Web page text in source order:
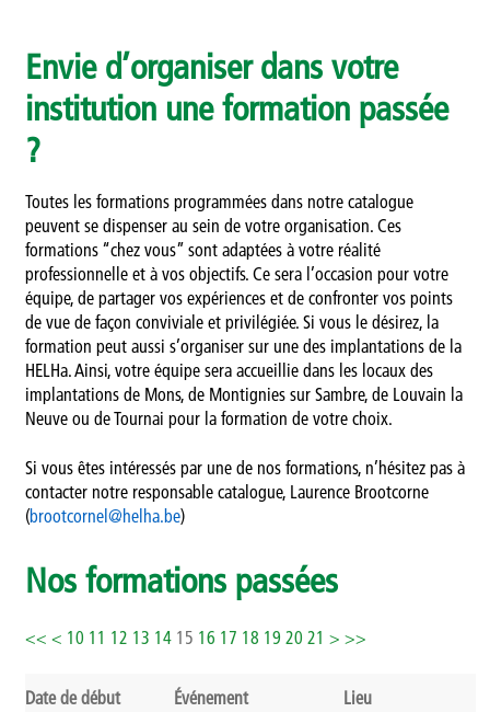
Organiser une formation chez vous
Offres sur mesure
Méthodologie
Publics et références
Présentation
Recherche
Présentation
Projets
Publications
Envie d’organiser dans votre
institution une formation passée
?
Toutes les formations programmées dans notre catalogue
peuvent se dispenser au sein de votre organisation. Ces
formations “chez vous” sont adaptées à votre réalité
professionnelle et à vos objectifs. Ce sera l’occasion pour votre
équipe, de partager vos expériences et de confronter vos points
de vue de façon conviviale et privilégiée. Si vous le désirez, la
formation peut aussi s’organiser sur une des implantations de la
HELHa. Ainsi, votre équipe sera accueillie dans les locaux des
implantations de Mons, de Montignies sur Sambre, de Louvain la
Neuve ou de Tournai pour la formation de votre choix.
Si vous êtes intéressés par une de nos formations, n’hésitez pas à
contacter notre responsable catalogue, Laurence Brootcorne
(brootcornel@helha.be)
Nos formations passées
<< < 10 11 12 13 14 15 16 17 18 19 20 21 > >>
Date de début Événement Lieu